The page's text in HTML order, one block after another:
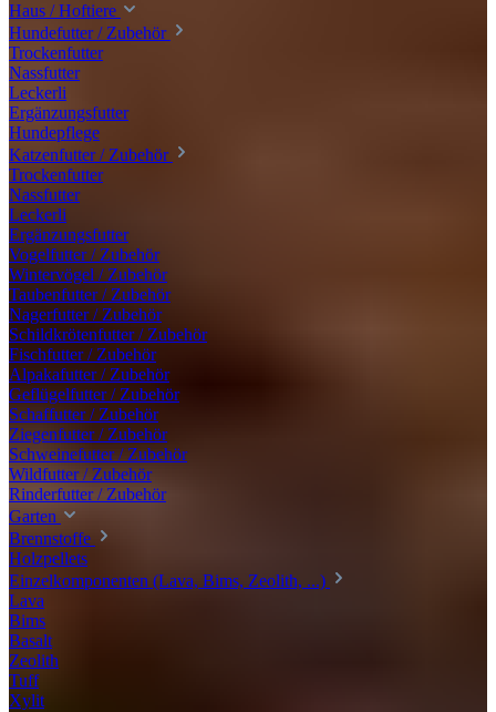
Haus / Hoftiere
Hundefutter / Zubehör
Trockenfutter
Nassfutter
Leckerli
Ergänzungsfutter
Hundepflege
Katzenfutter / Zubehör
Trockenfutter
Nassfutter
Leckerli
Ergänzungsfutter
Vogelfutter / Zubehör
Wintervögel / Zubehör
Taubenfutter / Zubehör
Nagerfutter / Zubehör
Schildkrötenfutter / Zubehör
Fischfutter / Zubehör
Alpakafutter / Zubehör
Geflügelfutter / Zubehör
Schaffutter / Zubehör
Ziegenfutter / Zubehör
Schweinefutter / Zubehör
Wildfutter / Zubehör
Rinderfutter / Zubehör
Garten
Brennstoffe
Holzpellets
Einzelkomponenten (Lava, Bims, Zeolith, ...)
Lava
Bims
Basalt
Zeolith
Tuff
Xylit